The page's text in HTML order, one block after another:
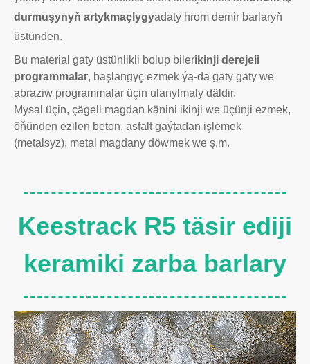
durmuşynyň artykmaçlygyadaty hrom demir barlaryň
üstünden.
Bu material gaty üstünlikli bolup bilerikinji derejeli
programmalar, başlangyç ezmek ýa-da gaty gaty we
abraziw programmalar üçin ulanylmaly däldir.
Mysal üçin, çägeli magdan känini ikinji we üçünji ezmek,
öňünden ezilen beton, asfalt gaýtadan işlemek
(metalsyz), metal magdany döwmek we ş.m.
Keestrack R5 täsir ediji
keramiki zarba barlary